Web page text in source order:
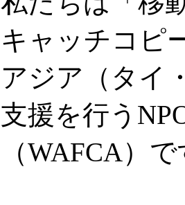
キャッチコピ
アジア（タイ
支援を行う
（WAFCA）